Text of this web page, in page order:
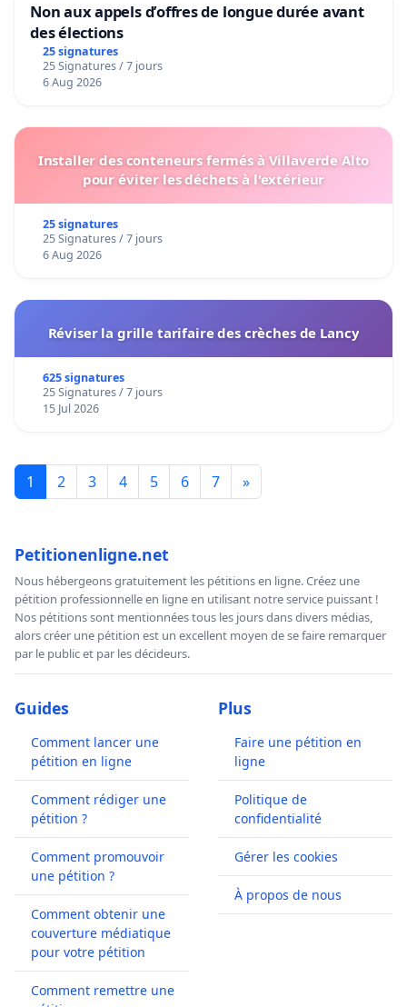
Non aux appels d’offres de longue durée avant
des élections
25 signatures
25 Signatures / 7 jours
6 Aug 2026
Installer des conteneurs fermés à Villaverde Alto
pour éviter les déchets à l'extérieur
25 signatures
25 Signatures / 7 jours
6 Aug 2026
Réviser la grille tarifaire des crèches de Lancy
625 signatures
25 Signatures / 7 jours
15 Jul 2026
1 2 3 4 5 6 7 »
Petitionenligne.net
Nous hébergeons gratuitement les pétitions en ligne. Créez une
pétition professionnelle en ligne en utilisant notre service puissant !
Nos pétitions sont mentionnées tous les jours dans divers médias,
alors créer une pétition est un excellent moyen de se faire remarquer
par le public et par les décideurs.
Guides
Comment lancer une
pétition en ligne
Comment rédiger une
pétition ?
Comment promouvoir
une pétition ?
Comment obtenir une
couverture médiatique
pour votre pétition
Comment remettre une
Plus
Faire une pétition en
ligne
Politique de
confidentialité
Gérer les cookies
À propos de nous